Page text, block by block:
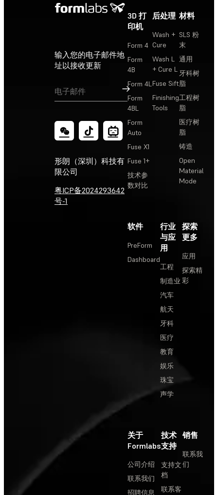
输入您的电子邮件地
址以接收更新
订阅
形朗（深圳）科技有
限公司
粤ICP备2024293642
号-1
3D 打
印机
Form 4
Form
4B
Form 4L
Form
4BL
Form
Auto
Fuse X1
Fuse 1+
技术参
数对比
后处理
Wash +
Cure
Wash L
+ Cure L
Fuse Sift
Finishing
Tools
材料
SLS 粉
末
通用
牙科树
脂
工程树
脂
医疗树
脂
铸造
Open
Material
Mode
软件
PreForm
Dashboard
行业
与应
用
工程
制造业
汽车
航天
牙科
医疗
教育
娱乐
珠宝
声学
探索
更多
应用
探索精
彩
关于
Formlabs
公司介绍
联系我们
招聘信息
技术
支持
支持文
档
联系客
销售
联系我
们